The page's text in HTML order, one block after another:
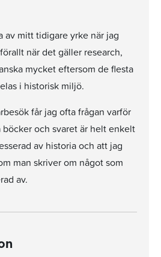
av mitt tidigare yrke när jag
när det gäller research,
mycket eftersom de flesta
i historisk miljö.
får jag ofta frågan varför
och svaret är helt enkelt
av historia och att jag
man skriver om något som
av.